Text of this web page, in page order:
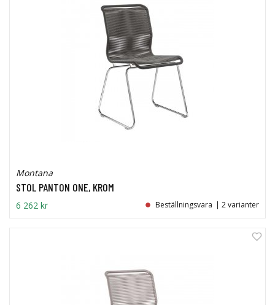
Montana
STOL PANTON ONE, KROM
6 262 kr Beställningsvara | 2 varianter